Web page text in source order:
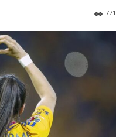
771